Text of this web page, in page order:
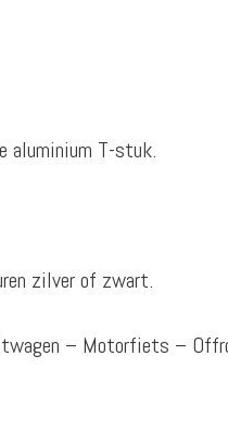
aluminium T-stuk.
zilver of zwart.
– Motorfiets –